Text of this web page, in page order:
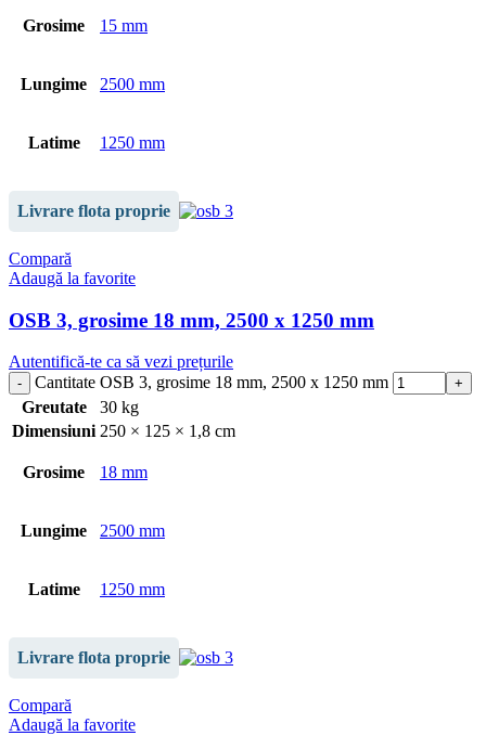
Grosime 15 mm
Lungime 2500 mm
Latime 1250 mm
Livrare flota proprie
Compară
Adaugă la favorite
OSB 3, grosime 18 mm, 2500 x 1250 mm
Autentifică-te ca să vezi prețurile
Cantitate OSB 3, grosime 18 mm, 2500 x 1250 mm
Greutate
30 kg
Dimensiuni 250 × 125 × 1,8 cm
Grosime 18 mm
Lungime 2500 mm
Latime 1250 mm
Livrare flota proprie
Compară
Adaugă la favorite